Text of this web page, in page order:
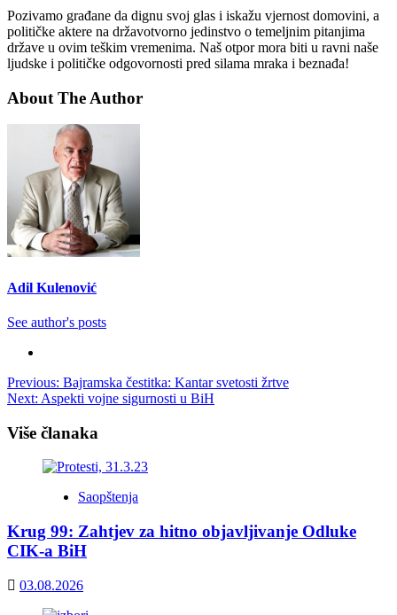
Pozivamo građane da dignu svoj glas i iskažu vjernost domovini, a
političke aktere na državotvorno jedinstvo o temeljnim pitanjima
države u ovim teškim vremenima. Naš otpor mora biti u ravni naše
ljudske i političke odgovornosti pred silama mraka i beznađa!
About The Author
Adil Kulenović
See author's posts
Post
navigation
Previous: Bajramska čestitka: Kantar svetosti žrtve
Next: Aspekti vojne sigurnosti u BiH
Više članaka
Saopštenja
Krug 99: Zahtjev za hitno objavljivanje Odluke
CIK-a BiH
03.08.2026